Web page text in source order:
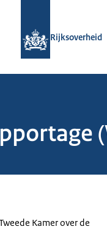
Rijksoverheid
Kamer over de